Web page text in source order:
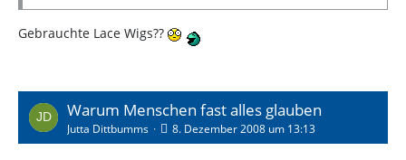
Gebrauchte Lace Wigs??
Warum Menschen fast alles glauben
Jutta Dittbumms 8. Dezember 2008 um 13:13